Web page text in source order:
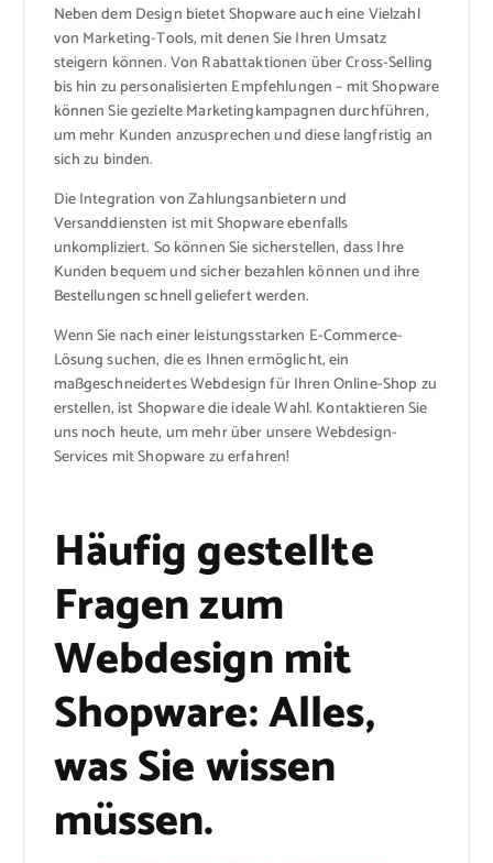
Neben dem Design bietet Shopware auch eine Vielzahl
von Marketing-Tools, mit denen Sie Ihren Umsatz
steigern können. Von Rabattaktionen über Cross-Selling
bis hin zu personalisierten Empfehlungen – mit Shopware
können Sie gezielte Marketingkampagnen durchführen,
um mehr Kunden anzusprechen und diese langfristig an
sich zu binden.
Die Integration von Zahlungsanbietern und
Versanddiensten ist mit Shopware ebenfalls
unkompliziert. So können Sie sicherstellen, dass Ihre
Kunden bequem und sicher bezahlen können und ihre
Bestellungen schnell geliefert werden.
Wenn Sie nach einer leistungsstarken E-Commerce-
Lösung suchen, die es Ihnen ermöglicht, ein
maßgeschneidertes Webdesign für Ihren Online-Shop zu
erstellen, ist Shopware die ideale Wahl. Kontaktieren Sie
uns noch heute, um mehr über unsere Webdesign-
Services mit Shopware zu erfahren!
Häufig gestellte
Fragen zum
Webdesign mit
Shopware: Alles,
was Sie wissen
müssen.